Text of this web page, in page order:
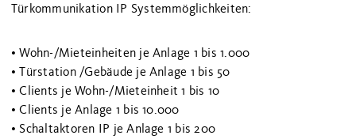
Türkommunikation IP Systemmöglichkeiten:
• Wohn-/Mieteinheiten je Anlage 1 bis 1.000
• Türstation /Gebäude je Anlage 1 bis 50
• Clients je Wohn-/Mieteinheit 1 bis 10
• Clients je Anlage 1 bis 10.000
• Schaltaktoren IP je Anlage 1 bis 200